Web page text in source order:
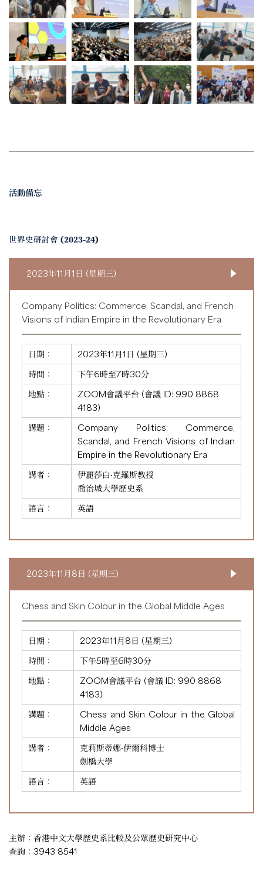
活動備忘
世界史研討會 (2023-24)
2023年11月1日 (星期三)
Company Politics: Commerce, Scandal, and French
Visions of Indian Empire in the Revolutionary Era
日期：
2023年11月1日 (星期三)
時間：
下午6時至7時30分
地點：
ZOOM會議平台 (會議 ID: 990 8868
4183)
講題：
Company Politics: Commerce,
Scandal, and French Visions of Indian
Empire in the Revolutionary Era
講者：
伊麗莎白·克羅斯教授
喬治城大學歷史系
語言：
英語
2023年11月8日 (星期三)
Chess and Skin Colour in the Global Middle Ages
日期：
2023年11月8日 (星期三)
時間：
下午5時至6時30分
地點：
ZOOM會議平台 (會議 ID: 990 8868
4183)
講題：
Chess and Skin Colour in the Global
Middle Ages
講者：
克莉斯蒂娜·伊爾科博士
劍橋大學
語言：
英語
主辦：香港中文大學歷史系比較及公眾歷史研究中心
查詢：3943 8541